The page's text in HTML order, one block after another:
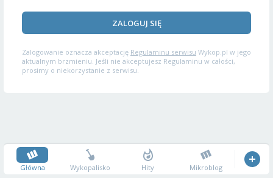
ZALOGUJ SIĘ
Zalogowanie oznacza akceptację Regulaminu serwisu Wykop.pl w jego
aktualnym brzmieniu. Jeśli nie akceptujesz Regulaminu w całości,
prosimy o niekorzystanie z serwisu.
Główna Wykopalisko Hity Mikroblog